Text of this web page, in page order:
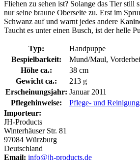
Fliehen zu sehen ist? Solange das Tier still
nur seine braune Oberseite zu. Erst im
Schwanz auf und warnt jedes andere
Taucht es unter einen Busch, ist der helle
Typ:
Handpuppe
Bespielbarkeit:
Mund/Maul,
Höhe ca.:
38 cm
Gewicht ca.:
213 g
Erscheinungsjahr: Januar 2011
Pflegehinweise:
Pflege- und
Importeur:
JH-Products
Winterhäuser Str. 81
97084 Würzburg
Deutschland
Email: info@jh-products.de